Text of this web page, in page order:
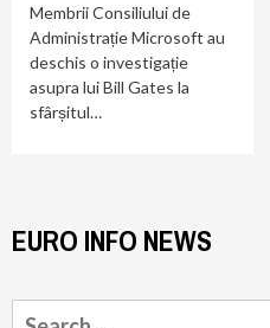
Membrii Consiliului de
Administrație Microsoft au
deschis o investigație
asupra lui Bill Gates la
sfârșitul…
EURO INFO NEWS
Search